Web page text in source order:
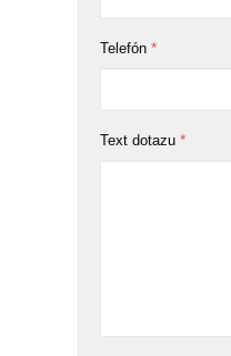
Telefón *
Text dotazu *